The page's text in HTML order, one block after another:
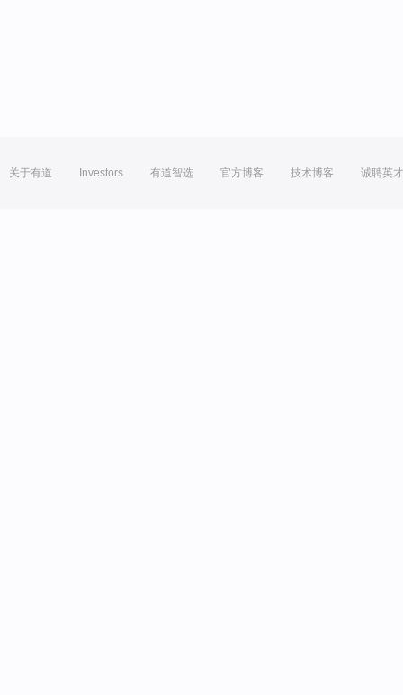
关于有道 Investors 有道智选 官方博客 技术博客 诚聘英才